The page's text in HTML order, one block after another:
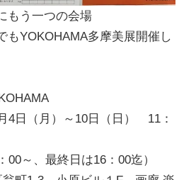
もう一つの会場
もYOKOHAMA多摩美展開催し
4日（月）～10日（日） 11：
、最終日は16：00迄）